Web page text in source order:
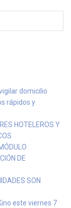
domicilio
rápidos y
HOTELEROS Y
DE
SON
este viernes 7